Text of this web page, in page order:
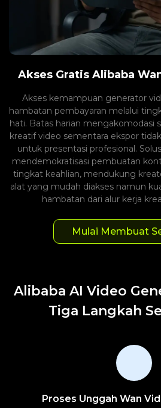
Akses Gratis Alibaba
Akses kemampuan generator
hambatan pembayaran melalui
hati. Batas harian mengakomodasi
kreatif video sementara ekspor
untuk presentasi profesional.
mendemokratisasi pembuatan
tingkat keahlian, mendukung
alat yang mudah diakses namun
hambatan dari alur kerja
Mulai Membuat
Alibaba AI Video
Tiga Langkah
Proses Unggah Wan